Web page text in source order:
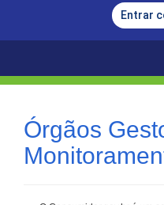
Entrar
Órgãos